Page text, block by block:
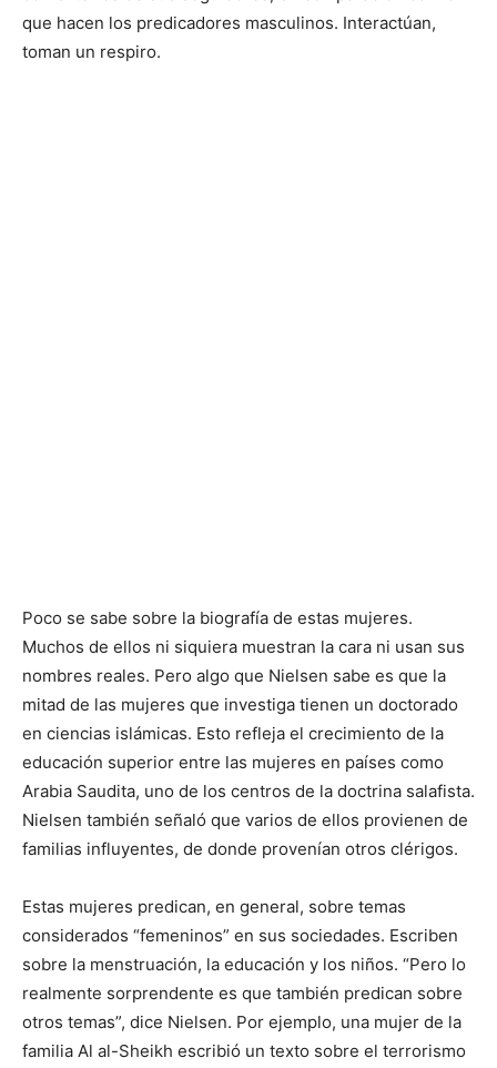
que hacen los predicadores masculinos. Interactúan,
toman un respiro.
Poco se sabe sobre la biografía de estas mujeres.
Muchos de ellos ni siquiera muestran la cara ni usan sus
nombres reales. Pero algo que Nielsen sabe es que la
mitad de las mujeres que investiga tienen un doctorado
en ciencias islámicas. Esto refleja el crecimiento de la
educación superior entre las mujeres en países como
Arabia Saudita, uno de los centros de la doctrina salafista.
Nielsen también señaló que varios de ellos provienen de
familias influyentes, de donde provenían otros clérigos.
Estas mujeres predican, en general, sobre temas
considerados “femeninos” en sus sociedades. Escriben
sobre la menstruación, la educación y los niños. “Pero lo
realmente sorprendente es que también predican sobre
otros temas”, dice Nielsen. Por ejemplo, una mujer de la
familia Al al-Sheikh escribió un texto sobre el terrorismo